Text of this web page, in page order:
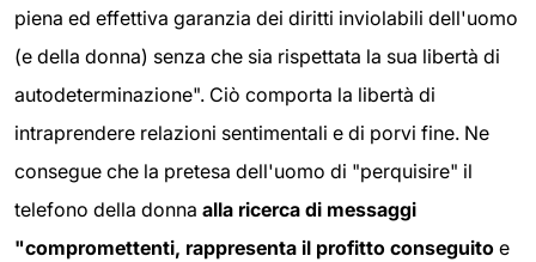
piena ed effettiva garanzia dei diritti inviolabili dell'uomo
(e della donna) senza che sia rispettata la sua libertà di
autodeterminazione". Ciò comporta la libertà di
intraprendere relazioni sentimentali e di porvi fine. Ne
consegue che la pretesa dell'uomo di "perquisire" il
telefono della donna alla ricerca di messaggi
"compromettenti, rappresenta il profitto conseguito e